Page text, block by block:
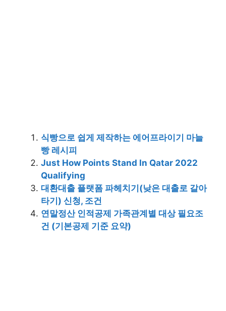
식빵으로 쉽게 제작하는 에어프라이기 마늘
빵 레시피
Just How Points Stand In Qatar 2022
Qualifying
대환대출 플랫폼 파헤치기(낮은 대출로 갈아
타기) 신청, 조건
연말정산 인적공제 가족관계별 대상 필요조
건 (기본공제 기준 요약)